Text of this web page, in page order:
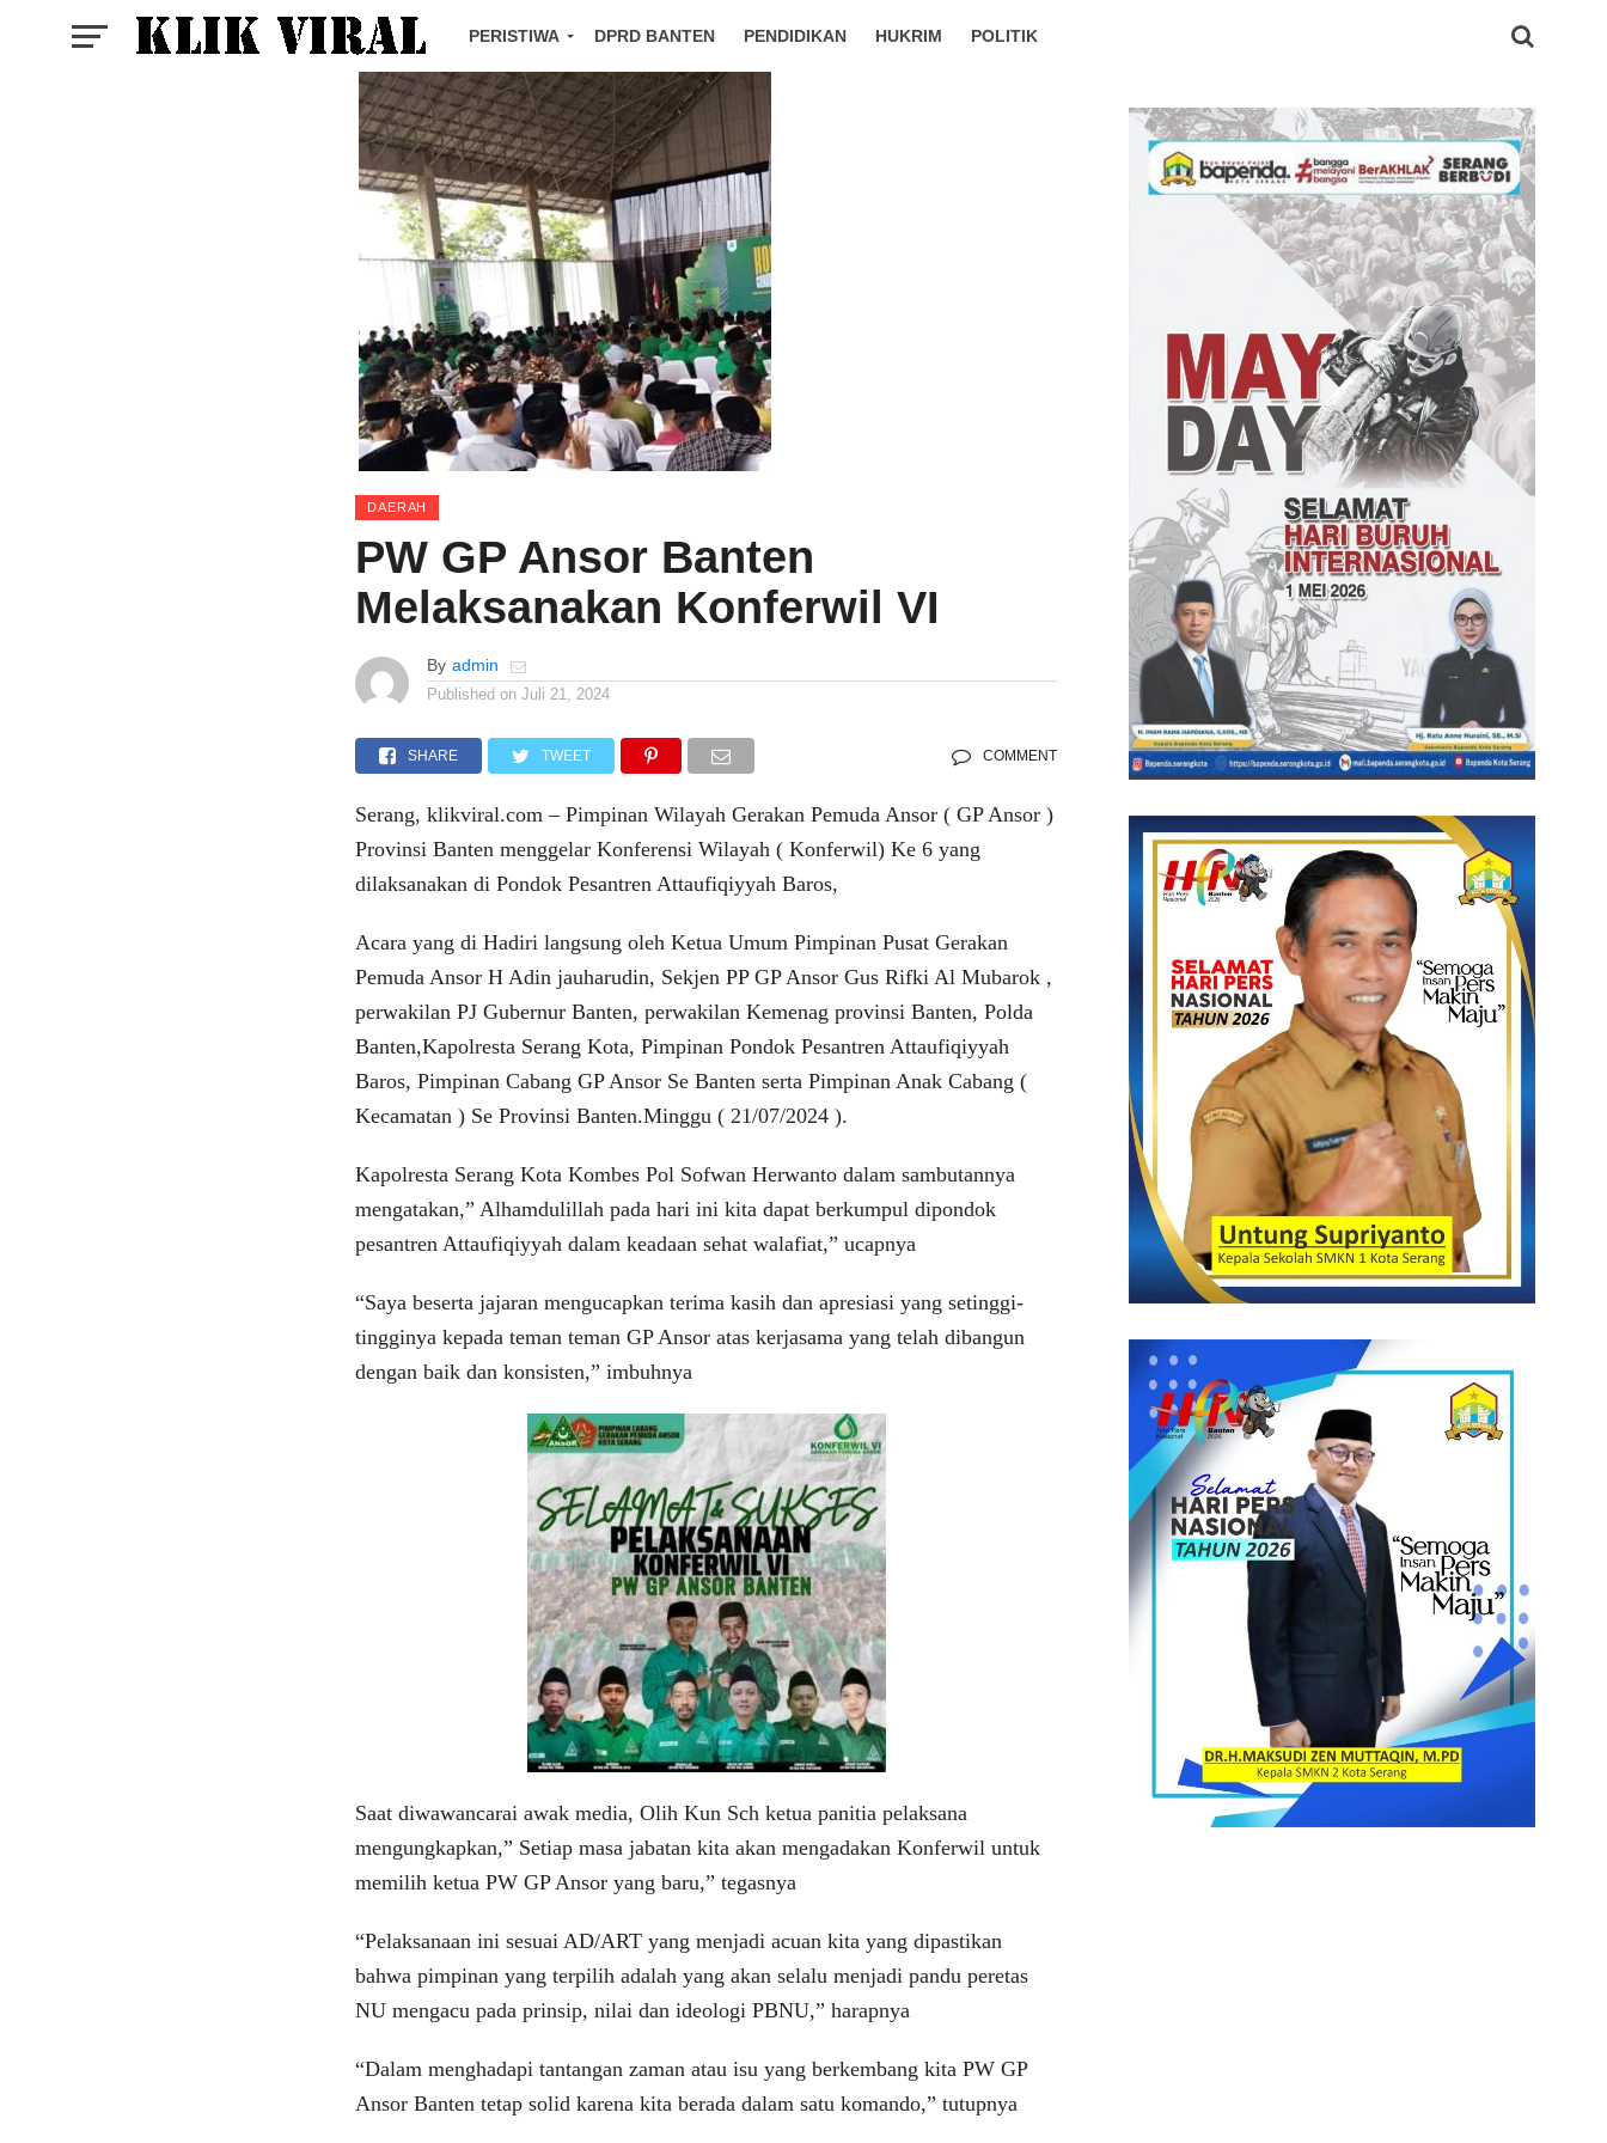
PERISTIWA DPRD BANTEN PENDIDIKAN HUKRIM POLITIK
DAERAH
PW GP Ansor Banten
Melaksanakan Konferwil VI
By admin
Published on Juli 21, 2024
SHARE TWEET COMMENT
Serang, klikviral.com – Pimpinan Wilayah Gerakan Pemuda Ansor ( GP Ansor )
Provinsi Banten menggelar Konferensi Wilayah ( Konferwil) Ke 6 yang
dilaksanakan di Pondok Pesantren Attaufiqiyyah Baros,
Acara yang di Hadiri langsung oleh Ketua Umum Pimpinan Pusat Gerakan
Pemuda Ansor H Adin jauharudin, Sekjen PP GP Ansor Gus Rifki Al Mubarok ,
perwakilan PJ Gubernur Banten, perwakilan Kemenag provinsi Banten, Polda
Banten,Kapolresta Serang Kota, Pimpinan Pondok Pesantren Attaufiqiyyah
Baros, Pimpinan Cabang GP Ansor Se Banten serta Pimpinan Anak Cabang (
Kecamatan ) Se Provinsi Banten.Minggu ( 21/07/2024 ).
Kapolresta Serang Kota Kombes Pol Sofwan Herwanto dalam sambutannya
mengatakan,” Alhamdulillah pada hari ini kita dapat berkumpul dipondok
pesantren Attaufiqiyyah dalam keadaan sehat walafiat,” ucapnya
“Saya beserta jajaran mengucapkan terima kasih dan apresiasi yang setinggi-
tingginya kepada teman teman GP Ansor atas kerjasama yang telah dibangun
dengan baik dan konsisten,” imbuhnya
Saat diwawancarai awak media, Olih Kun Sch ketua panitia pelaksana
mengungkapkan,” Setiap masa jabatan kita akan mengadakan Konferwil untuk
memilih ketua PW GP Ansor yang baru,” tegasnya
“Pelaksanaan ini sesuai AD/ART yang menjadi acuan kita yang dipastikan
bahwa pimpinan yang terpilih adalah yang akan selalu menjadi pandu peretas
NU mengacu pada prinsip, nilai dan ideologi PBNU,” harapnya
“Dalam menghadapi tantangan zaman atau isu yang berkembang kita PW GP
Ansor Banten tetap solid karena kita berada dalam satu komando,” tutupnya